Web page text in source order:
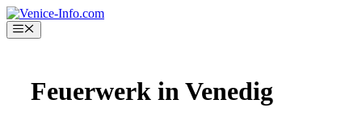
Skip
to
content
Menu
Feuerwerk in Venedig